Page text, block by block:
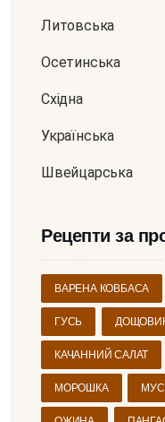
Литовська
Осетинська
Східна
Українська
Швейцарська
Рецепти за
ВАРЕНА КОВБАСА
ГУСЬ
КАЧАННИЙ САЛАТ
МОРОШКА